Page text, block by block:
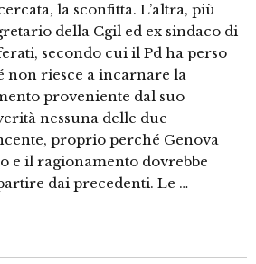
la sconfitta. L’altra, più
della Cgil ed ex sindaco di
secondo cui il Pd ha perso
non riesce a incarnare la
proveniente dal suo
nessuna delle due
proprio perché Genova
e il ragionamento dovrebbe
dai precedenti. Le …